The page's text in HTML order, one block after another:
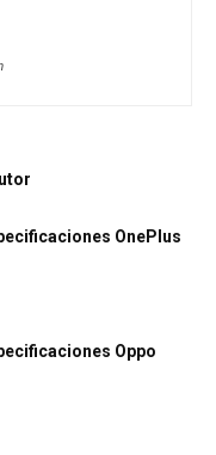
OnePlus
Oppo